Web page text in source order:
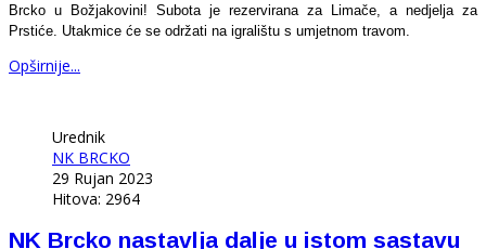
Brcko u Božjakovini! Subota je rezervirana za Limače, a nedjelja za
Prstiće. Utakmice će se održati na igralištu s umjetnom travom.
Opširnije...
Urednik
NK BRCKO
29 Rujan 2023
Hitova: 2964
NK Brcko nastavlja dalje u istom sastavu